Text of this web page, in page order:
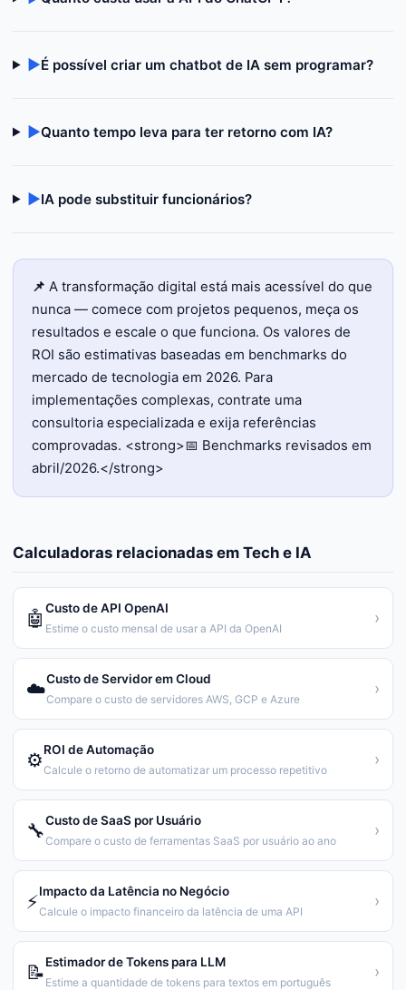
▶É possível criar um chatbot de IA sem programar?
▶Quanto tempo leva para ter retorno com IA?
▶IA pode substituir funcionários?
📌 A transformação digital está mais acessível do que
nunca — comece com projetos pequenos, meça os
resultados e escale o que funciona. Os valores de
ROI são estimativas baseadas em benchmarks do
mercado de tecnologia em 2026. Para
implementações complexas, contrate uma
consultoria especializada e exija referências
comprovadas. <strong>📅 Benchmarks revisados em
abril/2026.</strong>
Calculadoras relacionadas em Tech e IA
🤖 Custo de API OpenAI
Estime o custo mensal de usar a API da OpenAI
›
☁️Custo de Servidor em Cloud
Compare o custo de servidores AWS, GCP e Azure
›
⚙️ROI de Automação
Calcule o retorno de automatizar um processo repetitivo
›
🔧Custo de SaaS por Usuário
Compare o custo de ferramentas SaaS por usuário ao ano
›
⚡Impacto da Latência no Negócio
Calcule o impacto financeiro da latência de uma API
›
📝Estimador de Tokens para LLM
Estime a quantidade de tokens para textos em português
›